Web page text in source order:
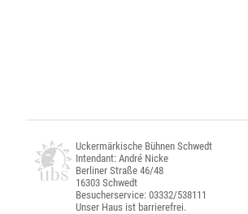
Uckermärkische Bühnen Schwedt
Intendant: André Nicke
Berliner Straße 46/48
16303 Schwedt
Besucherservice: 03332/538111
Unser Haus ist barrierefrei.